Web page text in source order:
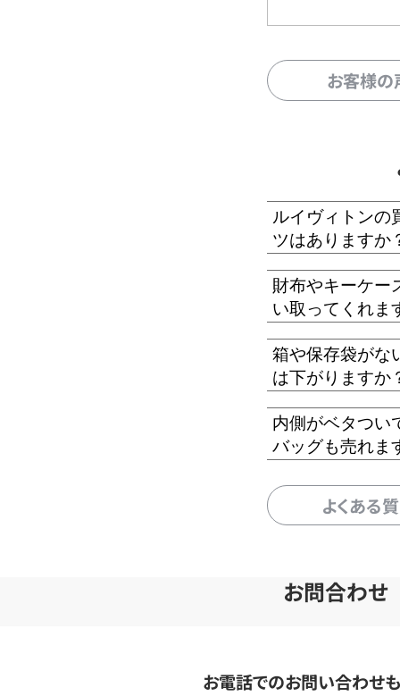
お客様
ルイヴィトンの
ツはありますか
財布やキーケー
い取ってくれま
箱や保存袋がな
は下がりますか
内側がベタつい
バッグも売れま
よくある
お問合わせ
お電話でのお問い合わせ